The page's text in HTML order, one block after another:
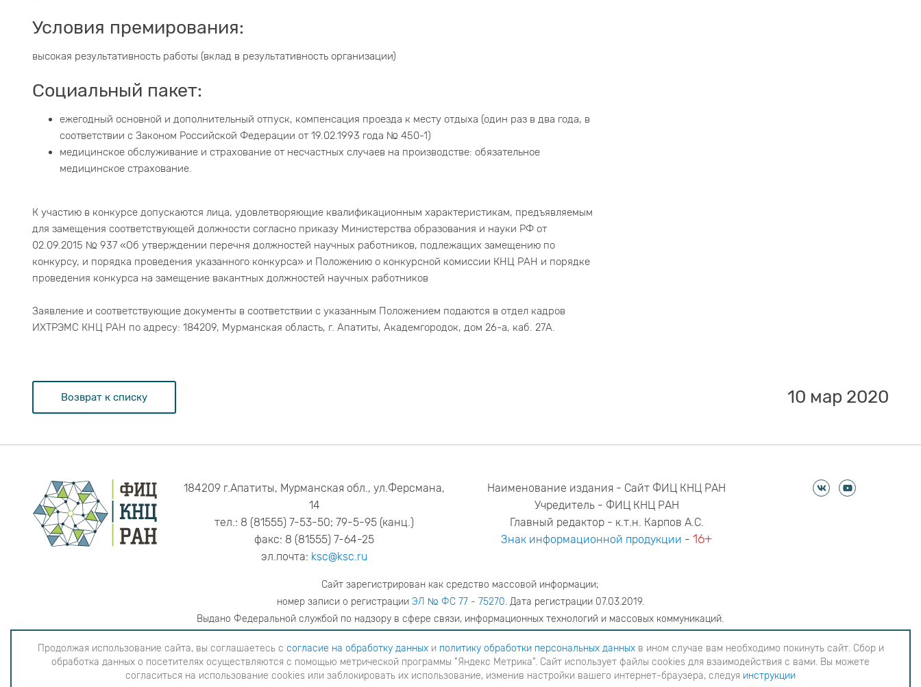
Условия премирования:
высокая результативность работы (вклад в результативность организации)
Социальный пакет:
ежегодный основной и дополнительный отпуск, компенсация проезда к месту отдыха (один раз в два года, в
соответствии с Законом Российской Федерации от 19.02.1993 года № 450-1)
медицинское обслуживание и страхование от несчастных случаев на производстве: обязательное
медицинское страхование.
К участию в конкурсе допускаются лица, удовлетворяющие квалификационным характеристикам, предъявляемым
для замещения соответствующей должности согласно приказу Министерства образования и науки РФ от
02.09.2015 № 937 «Об утверждении перечня должностей научных работников, подлежащих замещению по
конкурсу, и порядка проведения указанного конкурса» и Положению о конкурсной комиссии КНЦ РАН и порядке
проведения конкурса на замещение вакантных должностей научных работников
Заявление и соответствующие документы в соответствии с указанным Положением подаются в отдел кадров
ИХТРЭМС КНЦ РАН по адресу: 184209, Мурманская область, г. Апатиты, Академгородок, дом 26-а, каб. 27А.
Возврат к списку 10 мар 2020
184209 г.Апатиты, Мурманская обл., ул.Ферсмана,
14
тел.: 8 (81555) 7-53-50; 79-5-95 (канц.)
факс: 8 (81555) 7-64-25
эл.почта: ksc@ksc.ru
Наименование издания - Сайт ФИЦ КНЦ РАН
Учредитель - ФИЦ КНЦ РАН
Главный редактор - к.т.н. Карпов А.С.
Знак информационной продукции -16+
Сайт зарегистрирован как средство массовой информации;
номер записи о регистрации ЭЛ № ФС 77 - 75270. Дата регистрации 07.03.2019.
Выдано Федеральной службой по надзору в сфере связи, информационных технологий и массовых коммуникаций.
адрес редакцииya.stogova@ksc.ru телефон редакции81555-79-516
Продолжая использование сайта, вы соглашаетесь с согласие на обработку данных
в ином случае вам необходимо покинуть сайт. Сбор и обработка
данных о посетителях осуществляются с помощью метрической программы "Яндекс Метрика". Сайт использует файлы cookies для взаимодействия с вами. Вы можете согласиться на
Продолжая использование сайта, вы соглашаетесь с согласие на обработку данныхи политику обработки персональных данныхв ином случае вам необходимо покинуть сайт. Сбор и
обработка данных о посетителях осуществляются с помощью метрической программы "Яндекс Метрика". Сайт использует файлы cookies для взаимодействия с вами. Вы можете
согласиться на использование cookies или заблокировать их использование, изменив настройки вашего интернет-браузера, следуя инструкции